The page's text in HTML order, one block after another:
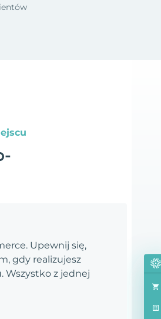
Upewnij się,
gdy realizujesz
Wszystko z jednej